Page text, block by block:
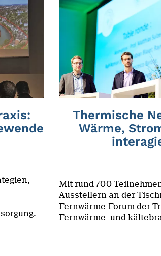
Thermische
Wärme,
Mit rund 700
Ausstellern an der
Fernwärme-Forum der
Fernwärme- und